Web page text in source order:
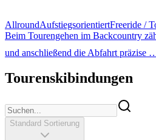
AllroundAufstiegsorientiertFreeride /
Beim Tourengehen im Backcountry
und anschließend die Abfahrt präzise
Tourenskibindungen
Standard Sortierung